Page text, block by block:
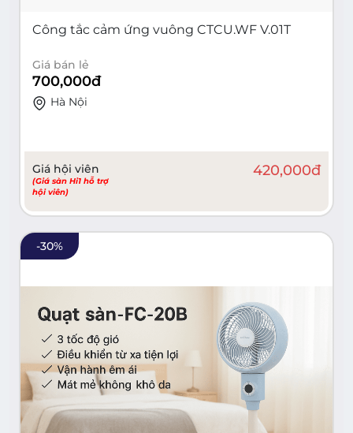
Công tắc cảm ứng vuông CTCU.WF V.01T
Giá bán lẻ
700,000đ
Hà Nội
Giá hội viên
(Giá sàn Hi1 hỗ trợ
hội viên)
420,000đ
-30%